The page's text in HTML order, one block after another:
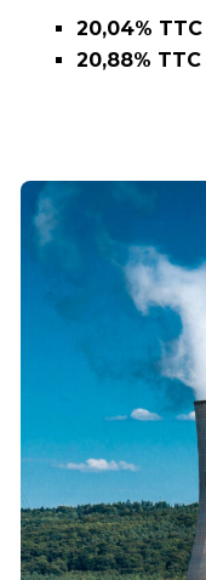
20,04% TTC
20,88% TTC